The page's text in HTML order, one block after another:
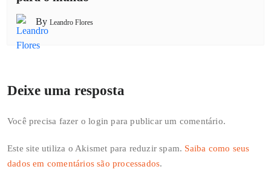
By Leandro Flores
Deixe uma resposta
Você precisa fazer ologin para publicar um comentário.
Este site utiliza o Akismet para reduzir spam. Saiba como seus
dados em comentários são processados.